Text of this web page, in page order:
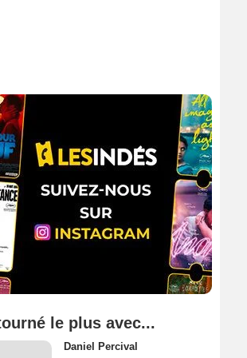
le plus avec...
Daniel Percival